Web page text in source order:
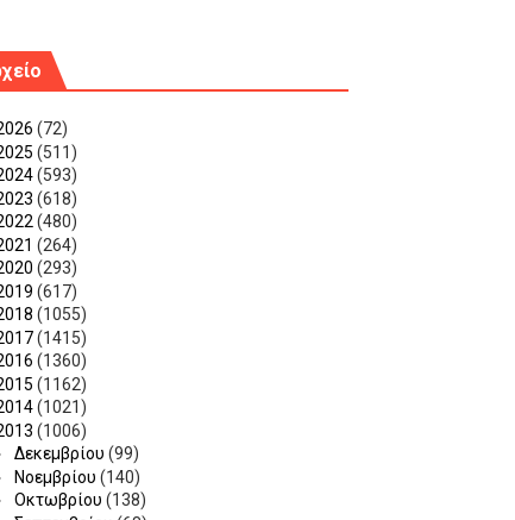
(72)
(511)
(593)
(618)
(480)
(264)
(293)
(617)
(1055)
(1415)
(1360)
(1162)
(1021)
(1006)
Δεκεμβρίου(99)
Νοεμβρίου(140)
Οκτωβρίου(138)